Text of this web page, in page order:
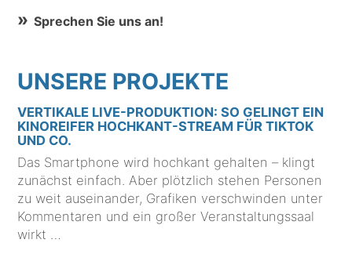
Sprechen Sie uns an!
UNSERE PROJEKTE
VERTIKALE LIVE-PRODUKTION: SO GELINGT EIN
KINOREIFER HOCHKANT-STREAM FÜR TIKTOK
UND CO.
Das Smartphone wird hochkant gehalten – klingt
zunächst einfach. Aber plötzlich stehen Personen
zu weit auseinander, Grafiken verschwinden unter
Kommentaren und ein großer Veranstaltungssaal
wirkt …